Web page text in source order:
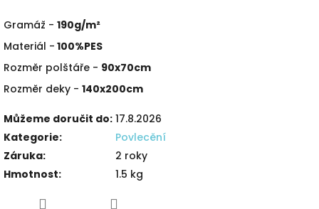
Gramáž - 190g/m²
Materiál - 100%PES
Rozměr polštáře - 90x70cm
Rozměr deky - 140x200cm
Můžeme doručit do: 17.8.2026
Kategorie:
Povlecění
Záruka:
2 roky
Hmotnost: 1.5 kg